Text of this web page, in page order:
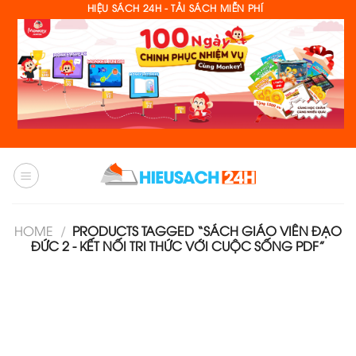
content
HIỆU SÁCH 24H - TẢI SÁCH MIỄN PHÍ
HOME / PRODUCTS TAGGED “SÁCH GIÁO VIÊN ĐẠO
ĐỨC 2 - KẾT NỐI TRI THỨC VỚI CUỘC SỐNG PDF”